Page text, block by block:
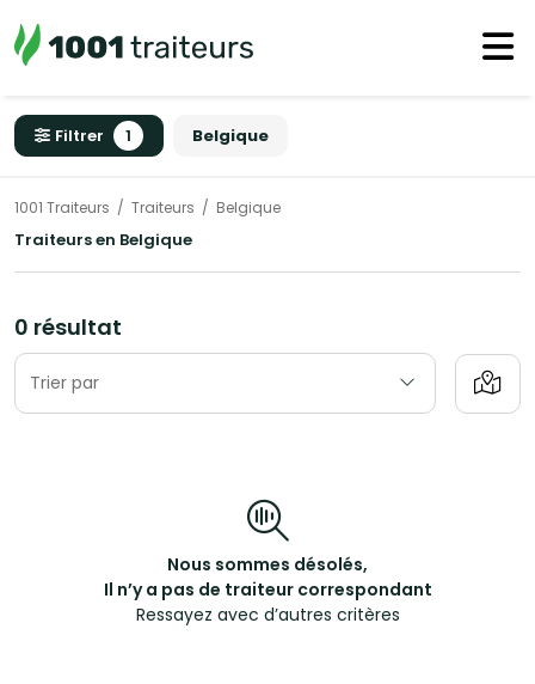
Filtrer 1 Belgique
1001 Traiteurs Traiteurs Belgique
Traiteurs en Belgique
0 résultat
Trier par
Nous sommes désolés,
Il n’y a pas de traiteur correspondant
Ressayez avec d’autres critères